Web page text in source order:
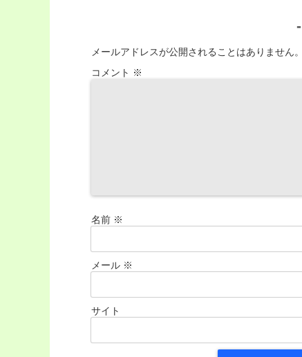
-
メールアドレスが公開されることはありません。
コメント ※
名前 ※
メール ※
サイト